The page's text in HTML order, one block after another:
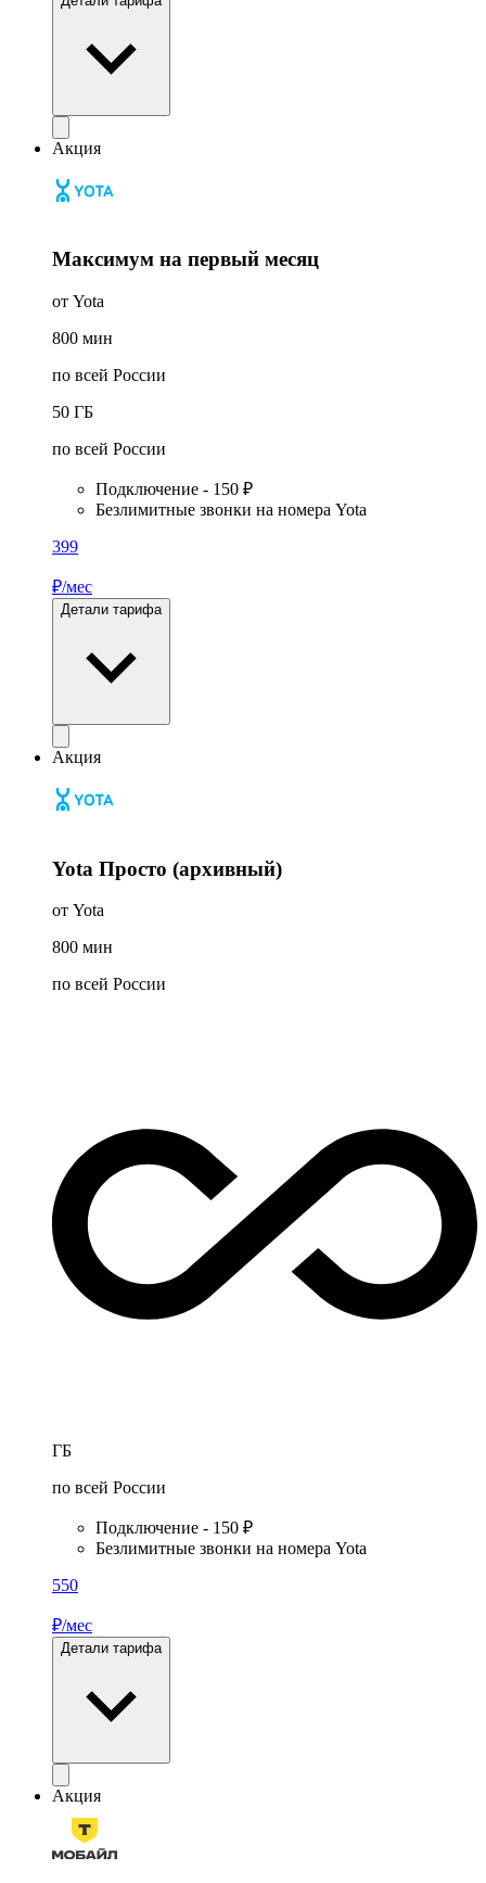
Акция
Максимум на первый месяц
от Yota
800 мин
по всей России
50 ГБ
по всей России
Подключение - 150 ₽
Безлимитные звонки на номера Yota
399
₽/мес
Детали тарифа
Акция
Yota Просто (архивный)
от Yota
800 мин
по всей России
ГБ
по всей России
Подключение - 150 ₽
Безлимитные звонки на номера Yota
550
₽/мес
Детали тарифа
Акция